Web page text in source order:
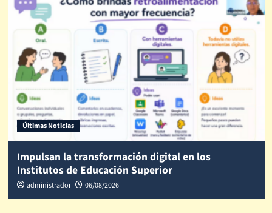
Últimas Noticias
Impulsan la transformación digital en los
Institutos de Educación Superior
administrador 06/08/2026